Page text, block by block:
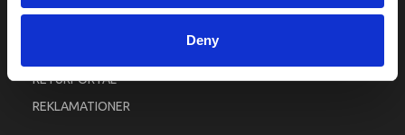
Deny
RETURPORTAL
REKLAMATIONER